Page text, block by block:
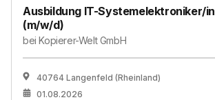
Ausbildung IT-Systemelektroniker/in
(m/w/d)
beiKopierer-Welt GmbH
40764 Langenfeld (Rheinland)
01.08.2026